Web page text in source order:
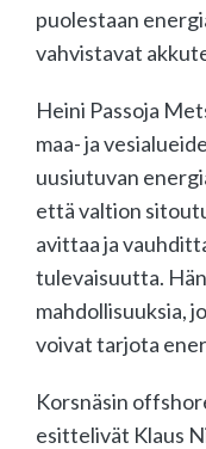
puolestaan
vahvistavat
Heini Passoja
maa- ja
uusiutuvan
että valtion
avittaa ja
tulevaisuutta.
mahdollisuuksia,
voivat tarjota
Korsnäsin
esittelivät Klaus